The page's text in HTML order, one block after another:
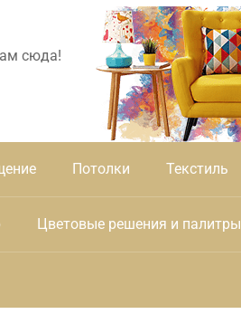
сюда!
Потолки Текстиль
Цветовые решения и палитры